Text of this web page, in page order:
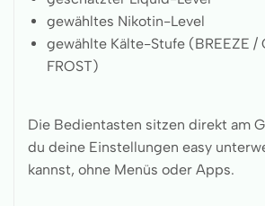
gewähltes Nikotin-Level
gewählte Kälte-Stufe (BREEZE /
FROST)
Die Bedientasten sitzen direkt am
du deine Einstellungen easy
kannst, ohne Menüs oder Apps.